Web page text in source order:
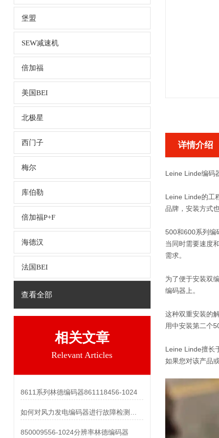
堡盟
SEW减速机
倍加福
美国BEI
北极星
西门子
梅尔
库伯勒
倍加福P+F
海德汉
法国BEI
查看全部
相关文章
Relevant Articles
8611系列林德编码器861118456-1024
850009556-1024分辨率林德编码器
详情介绍
Leine Linde编码
Leine Linde的工
品牌，安装方式
500和600系列编
当同时需要速度
需求。
为了便于安装双
编码器上。
这种双重安装的
用中安装第二个
Leine Linde擅长
如果您对该产品